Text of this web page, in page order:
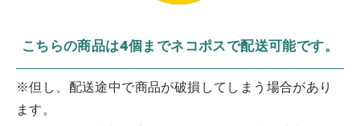
こちらの商品は4個までネコポスで配送可能です。
※但し、配送途中で商品が破損してしまう場合があり
ます。